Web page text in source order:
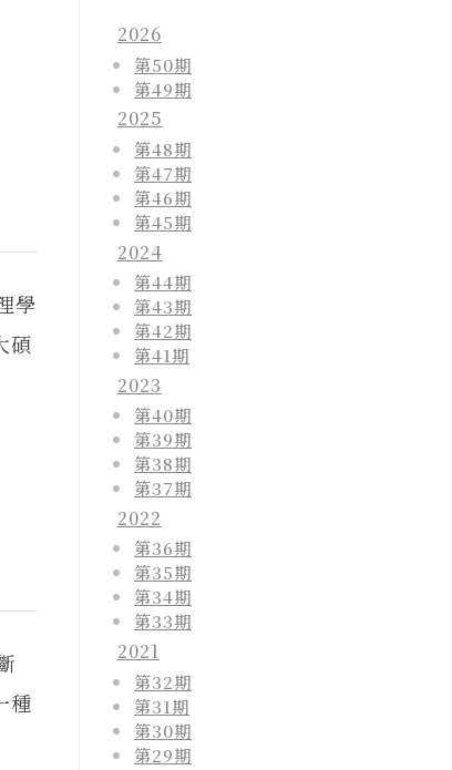
學
碩
種
2026
第50期
第49期
2025
第48期
第47期
第46期
第45期
2024
第44期
第43期
第42期
第41期
2023
第40期
第39期
第38期
第37期
2022
第36期
第35期
第34期
第33期
2021
第32期
第31期
第30期
第29期